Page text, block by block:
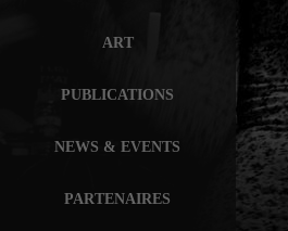
ART
PUBLICATIONS
NEWS & EVENTS
PARTENAIRES